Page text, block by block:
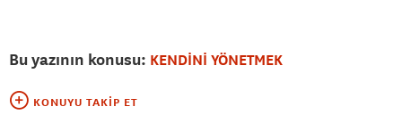
Bu yazının konusu: KENDİNİ YÖNETMEK
KONUYU TAKIP ET